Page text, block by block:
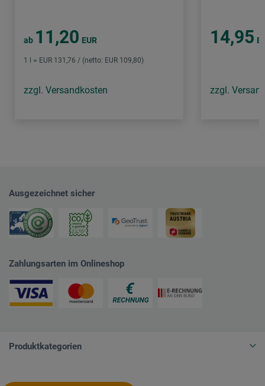
ab 11,20 EUR
1 l = EUR 131,76 / (netto: EUR 109,80)
zzgl. Versandkosten
14,95
zzgl.
Ausgezeichnet sicher
Zahlungsarten im Onlineshop
Produktkategorien